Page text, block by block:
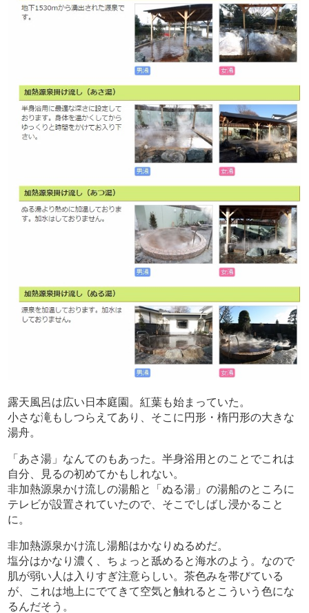
露天風呂は広い日本庭園。紅葉も始まっていた。
小さな滝もしつらえてあり、そこに円形・楕円形の大きな
湯舟。
「あさ湯」なんてのもあった。半身浴用とのことでこれは
自分、見るの初めてかもしれない。
非加熱源泉かけ流しの湯船と「ぬる湯」の湯船のところに
テレビが設置されていたので、そこでしばし浸かること
に。
非加熱源泉かけ流し湯船はかなりぬるめだ。
塩分はかなり濃く、ちょっと舐めると海水のよう。なので
肌が弱い人は入りすぎ注意らしい。茶色みを帯びている
が、これは地上にでてきて空気と触れるとこういう色にな
るんだそう。